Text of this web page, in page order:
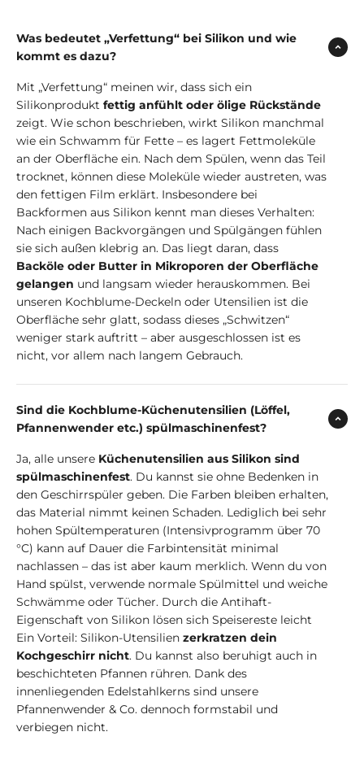
Was bedeutet „Verfettung“ bei Silikon und wie
kommt es dazu?
Mit „Verfettung“ meinen wir, dass sich ein
Silikonprodukt fettig anfühlt oder ölige Rückstände
zeigt. Wie schon beschrieben, wirkt Silikon manchmal
wie ein Schwamm für Fette – es lagert Fettmoleküle
an der Oberfläche ein. Nach dem Spülen, wenn das Teil
trocknet, können diese Moleküle wieder austreten, was
den fettigen Film erklärt. Insbesondere bei
Backformen aus Silikon kennt man dieses Verhalten:
Nach einigen Backvorgängen und Spülgängen fühlen
sie sich außen klebrig an. Das liegt daran, dass
Backöle oder Butter in Mikroporen der Oberfläche
gelangen und langsam wieder herauskommen. Bei
unseren Kochblume-Deckeln oder Utensilien ist die
Oberfläche sehr glatt, sodass dieses „Schwitzen“
weniger stark auftritt – aber ausgeschlossen ist es
nicht, vor allem nach langem Gebrauch.
Sind die Kochblume-Küchenutensilien (Löffel,
Pfannenwender etc.) spülmaschinenfest?
Ja, alle unsere Küchenutensilien aus Silikon sind
spülmaschinenfest. Du kannst sie ohne Bedenken in
den Geschirrspüler geben. Die Farben bleiben erhalten,
das Material nimmt keinen Schaden. Lediglich bei sehr
hohen Spültemperaturen (Intensivprogramm über 70
°C) kann auf Dauer die Farbintensität minimal
nachlassen – das ist aber kaum merklich. Wenn du von
Hand spülst, verwende normale Spülmittel und weiche
Schwämme oder Tücher. Durch die Antihaft-
Eigenschaft von Silikon lösen sich Speisereste leicht
Ein Vorteil: Silikon-Utensilien zerkratzen dein
Kochgeschirr nicht. Du kannst also beruhigt auch in
beschichteten Pfannen rühren. Dank des
innenliegenden Edelstahlkerns sind unsere
Pfannenwender & Co. dennoch formstabil und
verbiegen nicht.